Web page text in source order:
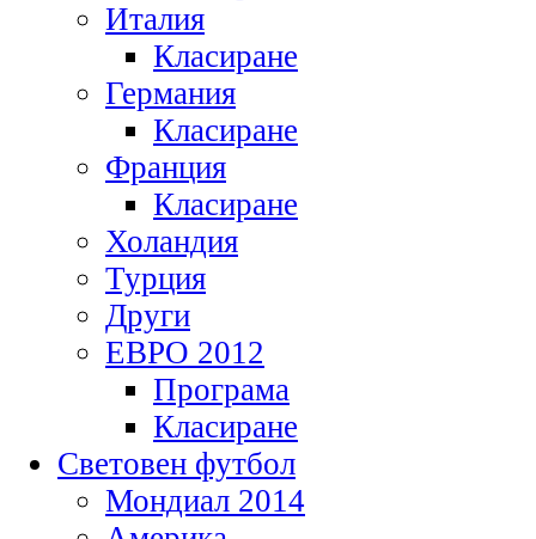
Италия
Класиране
Германия
Класиране
Франция
Класиране
Холандия
Турция
Други
ЕВРО 2012
Програма
Класиране
Световен футбол
Мондиал 2014